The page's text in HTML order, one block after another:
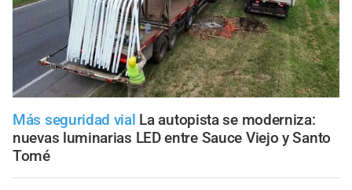
Más seguridad vial La autopista se moderniza:
nuevas luminarias LED entre Sauce Viejo y Santo
Tomé